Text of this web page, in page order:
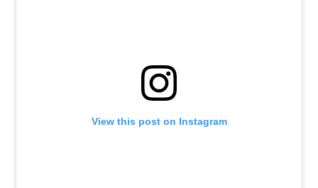
View this post on Instagram